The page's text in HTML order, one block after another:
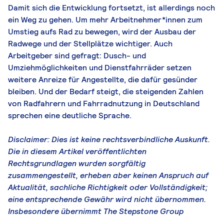
Damit sich die Entwicklung fortsetzt, ist allerdings noch
ein Weg zu gehen. Um mehr Arbeitnehmer*innen zum
Umstieg aufs Rad zu bewegen, wird der Ausbau der
Radwege und der Stellplätze wichtiger. Auch
Arbeitgeber sind gefragt: Dusch- und
Umziehmöglichkeiten und Dienstfahrräder setzen
weitere Anreize für Angestellte, die dafür gesünder
bleiben. Und der Bedarf steigt, die steigenden Zahlen
von Radfahrern und Fahrradnutzung in Deutschland
sprechen eine deutliche Sprache.
Disclaimer: Dies ist keine rechtsverbindliche Auskunft.
Die in diesem Artikel veröffentlichten
Rechtsgrundlagen wurden sorgfältig
zusammengestellt, erheben aber keinen Anspruch auf
Aktualität, sachliche Richtigkeit oder Vollständigkeit;
eine entsprechende Gewähr wird nicht übernommen.
Insbesondere übernimmt The Stepstone Group